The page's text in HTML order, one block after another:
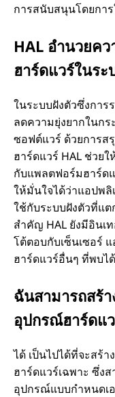
การสนับสนุนโดยการ
HAL อํานวยค
ฮาร์ดแวร์ในระ
ในระบบฝังตัวซึ่งการ
ลดความยุ่งยากในก
ซอฟต์แวร์ ด้วยการส
ฮาร์ดแวร์ HAL ช่วย
กับแพลตฟอร์มฮาร์ด
ให้มั่นใจได้ว่าแอปพ
ใช้กับระบบฝังตัวที่แ
สําคัญ HAL ยังมีอินเ
โต้ตอบกับเซ็นเซอร์
ฮาร์ดแวร์อื่นๆ ที่พบไ
ฉันสามารถสร้า
อุปกรณ์ฮาร์ดแ
ได้ เป็นไปได้ที่จะสร้
ฮาร์ดแวร์เฉพาะ ซึ่ง
อุปกรณ์แบบกําหนดเ